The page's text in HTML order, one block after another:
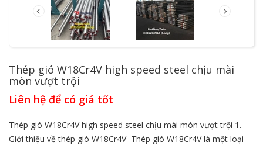
Thép gió W18Cr4V high speed steel chịu mài
mòn vượt trội
Liên hệ để có giá tốt
Thép gió W18Cr4V high speed steel chịu mài mòn vượt trội 1.
Giới thiệu về thép gió W18Cr4V Thép gió W18Cr4V là một loại